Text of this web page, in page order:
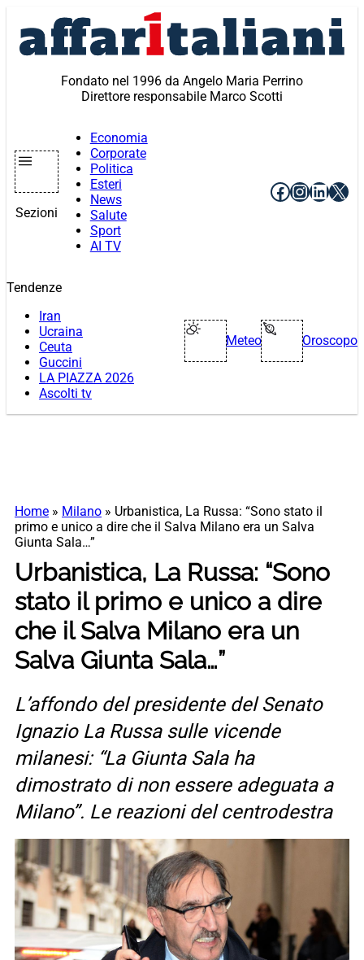
contenuto
Fondato nel 1996 da Angelo Maria Perrino
Direttore responsabile Marco Scotti
Sezioni
Economia
Corporate
Politica
Esteri
News
Salute
Sport
AI TV
Facebook
X
Tendenze
Iran
Ucraina
Ceuta
Guccini
LA PIAZZA 2026
Ascolti tv
Meteo Oroscopo
Home » Milano » Urbanistica, La Russa: “Sono stato il
primo e unico a dire che il Salva Milano era un Salva
Giunta Sala…”
Urbanistica, La Russa: “Sono
stato il primo e unico a dire
che il Salva Milano era un
Salva Giunta Sala…”
L’affondo del presidente del Senato
Ignazio La Russa sulle vicende
milanesi: “La Giunta Sala ha
dimostrato di non essere adeguata a
Milano”. Le reazioni del centrodestra